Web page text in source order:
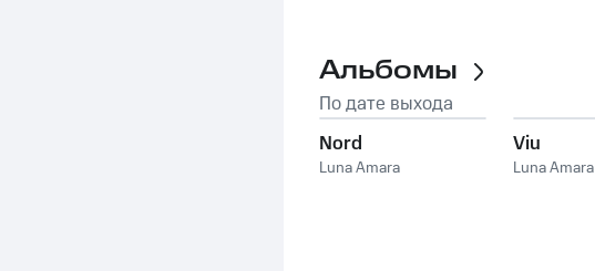
Альбомы
По дате выхода
Nord
Luna Amara
Viu
Luna Amara